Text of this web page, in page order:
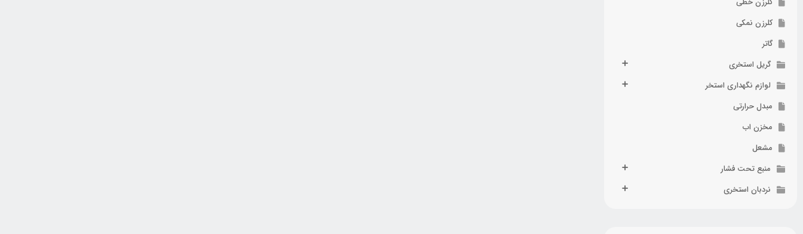
کلرزن نمکی
گاتر
گریل استخری
لوازم نگهداری استخر
مبدل حرارتی
مخزن اب
مشعل
منبع تحت فشار
نردبان استخری